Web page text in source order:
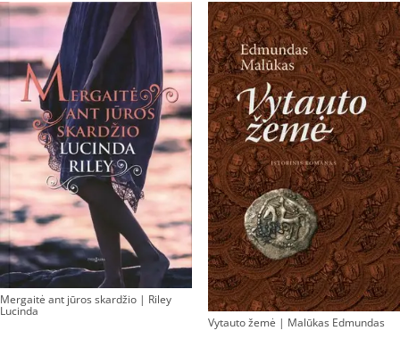
Mergaitė ant jūros skardžio | Riley
Lucinda
Vytauto žemė | Malūkas Edmundas